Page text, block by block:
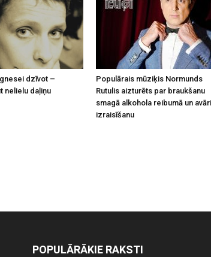
dzīvot –
nelielu daļiņu
Populārais mūziķis Normunds
Rutulis aizturēts par braukšanu
smagā alkohola reibumā un
izraisīšanu
POPULĀRĀKIE RAKSTI